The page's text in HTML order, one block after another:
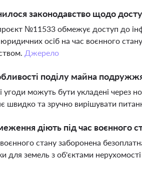
законодавство щодо
№11533 обмежує доступ до
осіб на час воєнного
Джерело
поділу майна подружжя
угоди можуть бути укладені через
швидко та зручно вирішувати
діють під час воєнного
стану заборонена
для земель з об'єктами